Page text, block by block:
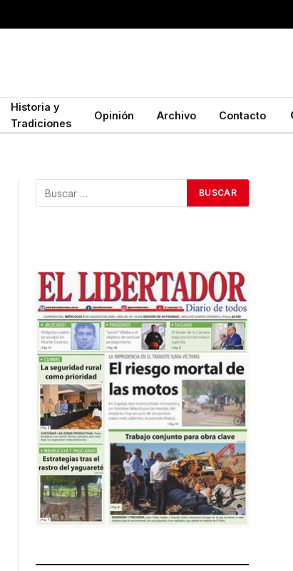
Historia y
Tradiciones
Opinión Archivo Contacto